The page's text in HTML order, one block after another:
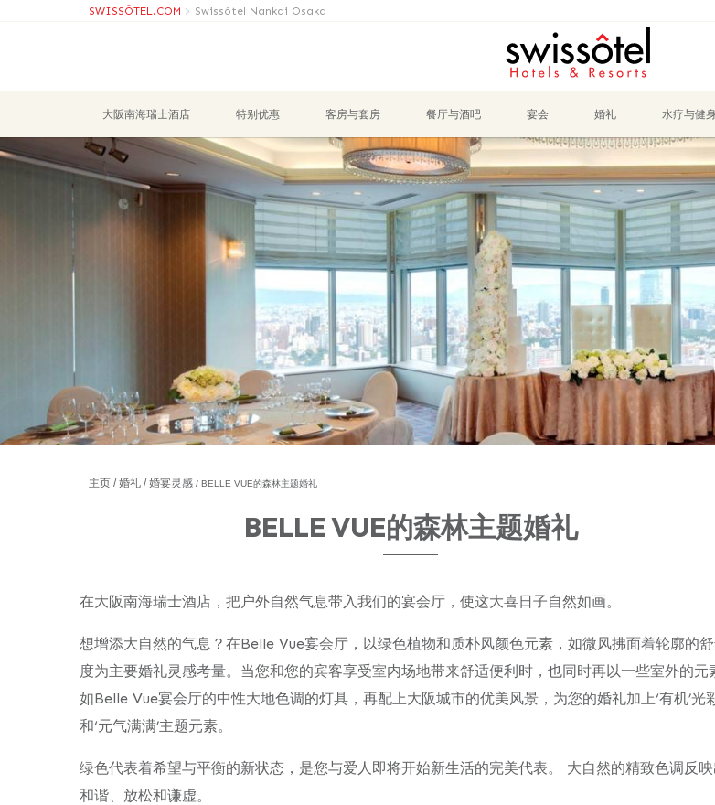
SWISSÔTEL.COM > Swissôtel Nankai Osaka
大阪南海瑞士酒店 特别优惠 客房与套房 餐厅与酒吧 宴会 婚礼 水疗与健
主页 婚礼 婚宴灵感 BELLE VUE的森林主题婚礼
BELLE VUE的森林主题婚礼
在大阪南海瑞士酒店，把户外自然气息带入我们的宴会厅，使这大喜日子自然如画。
想增添大自然的气息？在Belle Vue宴会厅，以绿色植物和质朴风颜色元素，如微风拂面着轮廓的
度为主要婚礼灵感考量。当您和您的宾客享受室内场地带来舒适便利时，也同时再以一些室外的元
如Belle Vue宴会厅的中性大地色调的灯具，再配上大阪城市的优美风景，为您的婚礼加上‘有机’光
和‘元气满满’主题元素。
绿色代表着希望与平衡的新状态，是您与爱人即将开始新生活的完美代表。 大自然的精致色调反映
和谐、放松和谦虚。